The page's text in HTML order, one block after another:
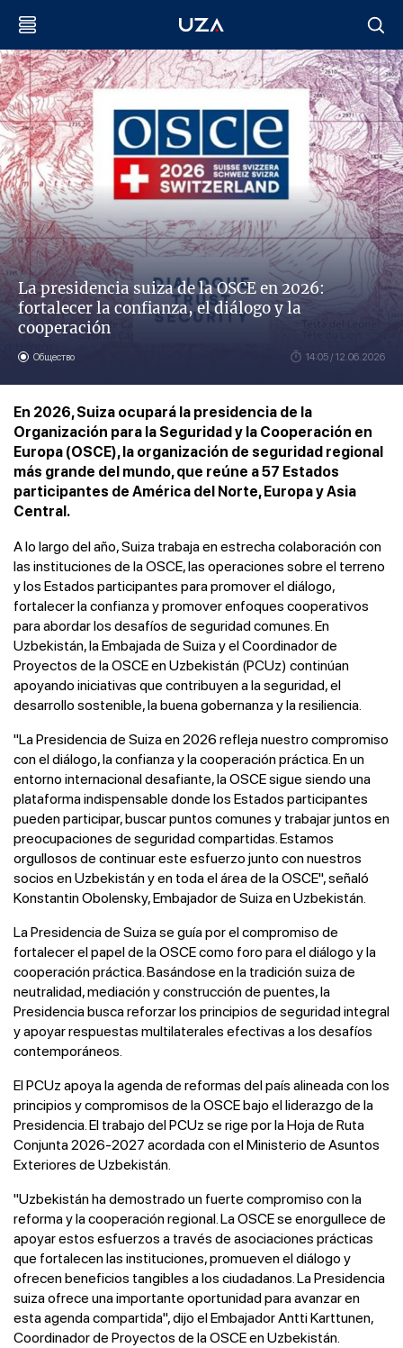
La presidencia suiza de la OSCE en 2026:
fortalecer la confianza, el diálogo y la
cooperación
Общество 14:05 / 12.06.2026
En 2026, Suiza ocupará la presidencia de la
Organización para la Seguridad y la Cooperación en
Europa (OSCE), la organización de seguridad regional
más grande del mundo, que reúne a 57 Estados
participantes de América del Norte, Europa y Asia
Central.
A lo largo del año, Suiza trabaja en estrecha colaboración con
las instituciones de la OSCE, las operaciones sobre el terreno
y los Estados participantes para promover el diálogo,
fortalecer la confianza y promover enfoques cooperativos
para abordar los desafíos de seguridad comunes. En
Uzbekistán, la Embajada de Suiza y el Coordinador de
Proyectos de la OSCE en Uzbekistán (PCUz) continúan
apoyando iniciativas que contribuyen a la seguridad, el
desarrollo sostenible, la buena gobernanza y la resiliencia.
"La Presidencia de Suiza en 2026 refleja nuestro compromiso
con el diálogo, la confianza y la cooperación práctica. En un
entorno internacional desafiante, la OSCE sigue siendo una
plataforma indispensable donde los Estados participantes
pueden participar, buscar puntos comunes y trabajar juntos en
preocupaciones de seguridad compartidas. Estamos
orgullosos de continuar este esfuerzo junto con nuestros
socios en Uzbekistán y en toda el área de la OSCE", señaló
Konstantin Obolensky, Embajador de Suiza en Uzbekistán.
La Presidencia de Suiza se guía por el compromiso de
fortalecer el papel de la OSCE como foro para el diálogo y la
cooperación práctica. Basándose en la tradición suiza de
neutralidad, mediación y construcción de puentes, la
Presidencia busca reforzar los principios de seguridad integral
y apoyar respuestas multilaterales efectivas a los desafíos
contemporáneos.
El PCUz apoya la agenda de reformas del país alineada con los
principios y compromisos de la OSCE bajo el liderazgo de la
Presidencia. El trabajo del PCUz se rige por la Hoja de Ruta
Conjunta 2026-2027 acordada con el Ministerio de Asuntos
Exteriores de Uzbekistán.
"Uzbekistán ha demostrado un fuerte compromiso con la
reforma y la cooperación regional. La OSCE se enorgullece de
apoyar estos esfuerzos a través de asociaciones prácticas
que fortalecen las instituciones, promueven el diálogo y
ofrecen beneficios tangibles a los ciudadanos. La Presidencia
suiza ofrece una importante oportunidad para avanzar en
esta agenda compartida", dijo el Embajador Antti Karttunen,
Coordinador de Proyectos de la OSCE en Uzbekistán.